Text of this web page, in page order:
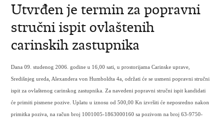
Utvrđen je termin za popravni
stručni ispit ovlaštenih
carinskih zastupnika
Dana 09. studenog 2006. godine u 16,00 sati, u prostorijama Carinske uprave,
Središnjeg ureda, Alexandera von Humboldta 4a, održati će se usmeni popravni stručni
ispit za ovlaštenog carinskog zastupnika. Za navedeni popravni stručni ispit kandidati
će primiti pismene pozive. Uplatu u iznosu od 500,00 Kn izvršiti će neposredno nakon
primitka poziva, na račun broj 1001005-1863000160 sa pozivom na broj 63-9750-